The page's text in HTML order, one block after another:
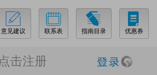
意见建议 联系表 指南目录 优惠券
击注册